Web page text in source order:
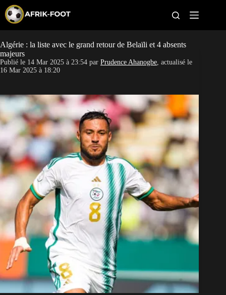
p
o
c
o
e
n
t
CAN féminine
Pays
Clubs
Classement
Paris sportifs
Algérie : la liste avec le grand retour de Belaïli et 4 absents
majeurs
Publié le 14 Mar 2025 à 23:54 par Prudence Ahanogbe, actualisé le
16 Mar 2025 à 18:20